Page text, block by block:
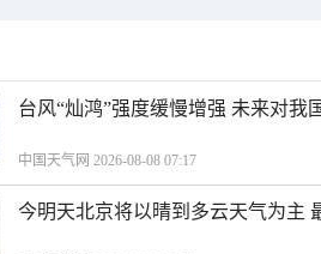
台风“灿鸿”强度缓慢增强 未来对我
中国天气网 2026-08-08 07:17
今明天北京将以晴到多云天气为主